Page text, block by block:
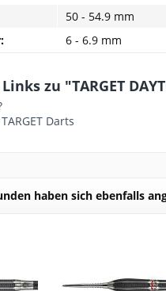
50 - 54.9 mm
6 - 6.9 mm
zu "TARGET
Darts
haben sich ebenfalls